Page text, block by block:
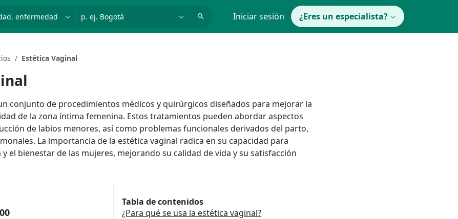
p. ej. Bogotá Iniciar sesión ¿Eres un especialista?
Estética Vaginal
conjunto de procedimientos médicos y quirúrgicos diseñados para mejorar la
de la zona íntima femenina. Estos tratamientos pueden abordar aspectos
de labios menores, así como problemas funcionales derivados del parto,
La importancia de la estética vaginal radica en su capacidad para
el bienestar de las mujeres, mejorando su calidad de vida y su satisfacción
Tabla de contenidos
¿Para qué se usa la estética vaginal?